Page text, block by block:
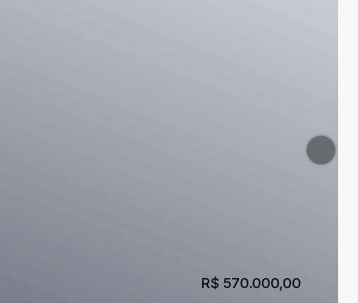
R$ 570.000,00